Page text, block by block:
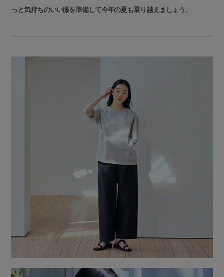
っと気持ちのいい服を準備して今年の夏も乗り越えましょう。